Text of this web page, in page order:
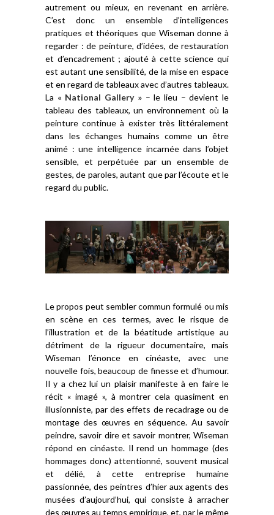
autrement ou mieux, en revenant en arrière.
C’est donc un ensemble d’intelligences
pratiques et théoriques que Wiseman donne à
regarder : de peinture, d’idées, de restauration
et d’encadrement ; ajouté à cette science qui
est autant une sensibilité, de la mise en espace
et en regard de tableaux avec d’autres tableaux.
La « National Gallery » – le lieu – devient le
tableau des tableaux, un environnement où la
peinture continue à exister très littéralement
dans les échanges humains comme un être
animé : une intelligence incarnée dans l’objet
sensible, et perpétuée par un ensemble de
gestes, de paroles, autant que par l’écoute et le
regard du public.
Le propos peut sembler commun formulé ou mis
en scène en ces termes, avec le risque de
l’illustration et de la béatitude artistique au
détriment de la rigueur documentaire, mais
Wiseman l’énonce en cinéaste, avec une
nouvelle fois, beaucoup de finesse et d’humour.
Il y a chez lui un plaisir manifeste à en faire le
récit « imagé », à montrer cela quasiment en
illusionniste, par des effets de recadrage ou de
montage des œuvres en séquence. Au savoir
peindre, savoir dire et savoir montrer, Wiseman
répond en cinéaste. Il rend un hommage (des
hommages donc) attentionné, souvent musical
et délié, à cette entreprise humaine
passionnée, des peintres d’hier aux agents des
musées d’aujourd’hui, qui consiste à arracher
des œuvres au temps empirique, et, par le même